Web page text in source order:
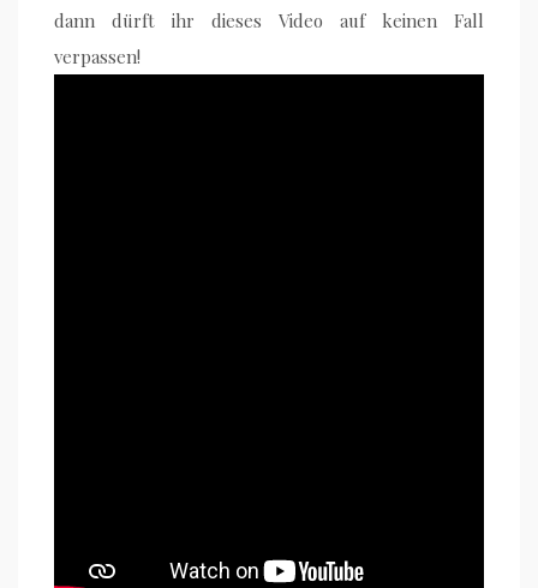
dann dürft ihr dieses Video auf keinen Fall
verpassen!